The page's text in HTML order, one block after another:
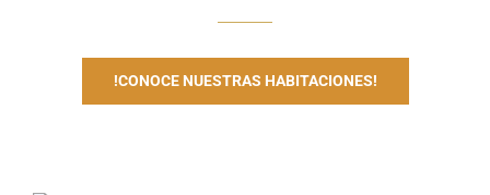
!CONOCE NUESTRAS HABITACIONES!